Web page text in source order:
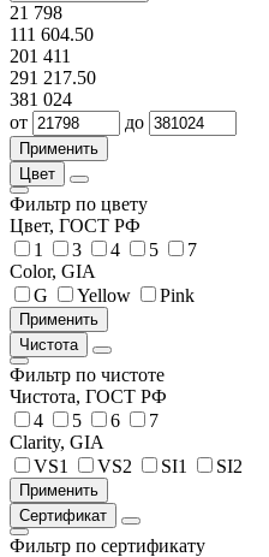
21 798
111 604.50
201 411
291 217.50
381 024
от
до
Цвет
Фильтр по цвету
Цвет, ГОСТ РФ
1
3 4 5
7
Color, GIA
G
Yellow Pink
Чистота
Фильтр по чистоте
Чистота, ГОСТ РФ
4
5 6
7
Clarity, GIA
VS1
VS2 SI1 SI2
Сертификат
Фильтр по сертификату